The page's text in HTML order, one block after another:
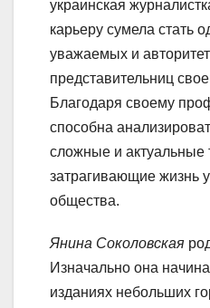
украинская
карьеру сумела стать
уважаемых и
представительниц
Благодаря своему
способна
сложные и актуальные
затрагивающие жизнь
общества.
Янина Соколовская
Изначально она
изданиях небольших